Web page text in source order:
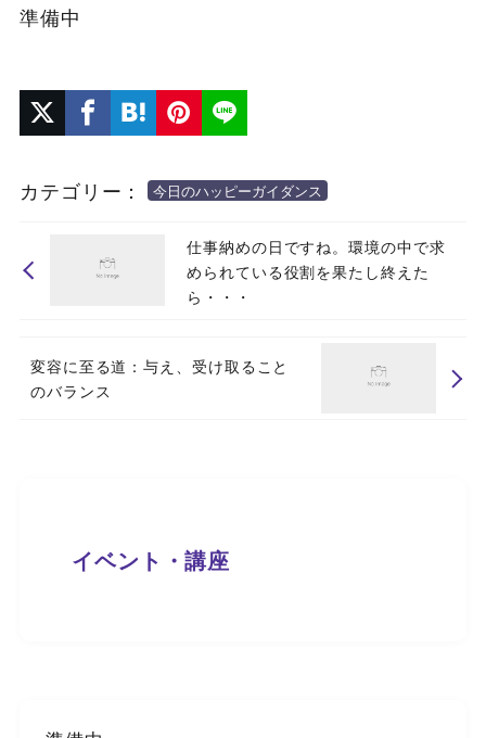
準備中
カテゴリー： 今日のハッピーガイダンス
仕事納めの日ですね。環境の中で求
められている役割を果たし終えた
ら・・・
変容に至る道：与え、受け取ること
のバランス
イベント・講座